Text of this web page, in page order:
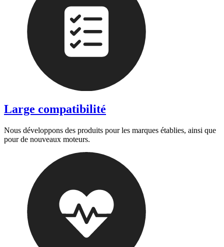
Large compatibilité
Nous développons des produits pour les marques établies, ainsi que
pour de nouveaux moteurs.